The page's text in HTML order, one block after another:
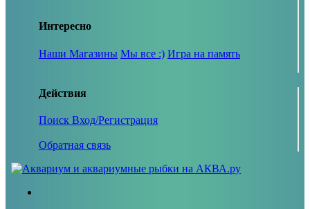
Интересно
Наши Магазины Мы все :) Игра на память
Действия
Поиск Вход/Регистрация
Обратная связь